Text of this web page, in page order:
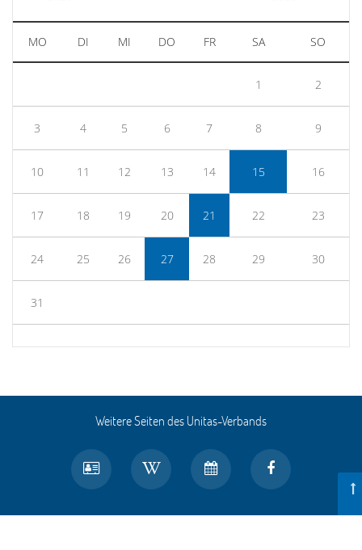
MO DI MI DO FR SA SO
1 2
3 4 5 6 7 8 9
10 11 12 13 14 15 16
17 18 19 20 21 22 23
24 25 26 27 28 29 30
31
Weitere Seiten des Unitas-Verbands